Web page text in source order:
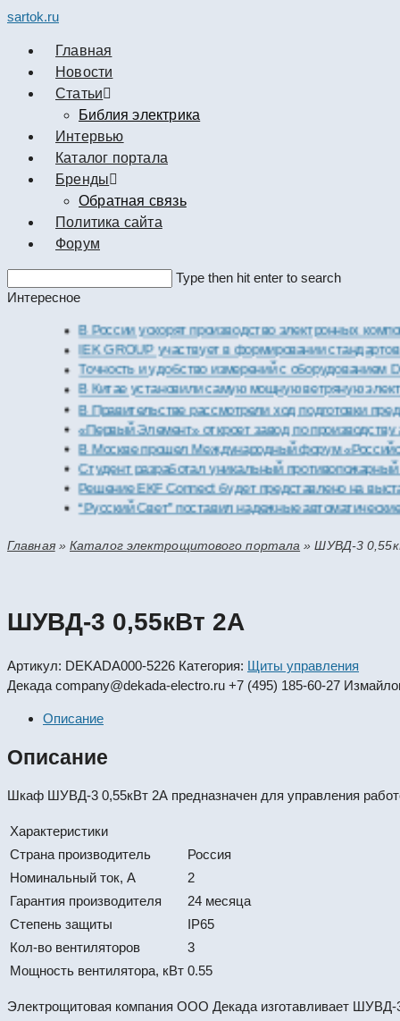
sartok.ru
Главная
Новости
Cтатьи
Библия электрика
Интервью
Каталог портала
Бренды
Обратная связь
Политика сайта
Форум
this
Type then hit enter to search
Интересное
В России ускорят производство электронных
IEK GROUP участвует в формировании стандартов
Точность и удобство измерений с оборудованием Dekraft
В Китае установили самую мощную ветряную
В Правительстве рассмотрели ход подготовки
«Первый Элемент» откроет завод по производству
В Москве прошел Международный форум «Российская
Студент разработал уникальный противопожарный
Решение EKF Connect будет представлено на
“Русский Свет” поставил надежные автоматические
Главная»Каталог электрощитового портала »ШУВД-3
ШУВД-3 0,55кВт 2А
Артикул: DEKADA000-5226 Категория: Щиты управления
Декада company@dekada-electro.ru +7 (495) 185-60-27
Описание
Описание
Шкаф ШУВД-3 0,55кВт 2А предназначен для управления
Характеристики
Страна производитель
Россия
Номинальный ток, А
2
Гарантия производителя
24 месяца
Степень защиты
IP65
Кол-во вентиляторов
3
Мощность вентилятора, кВт 0.55
Электрощитовая компания ООО Декада изготавливает ШУВД-